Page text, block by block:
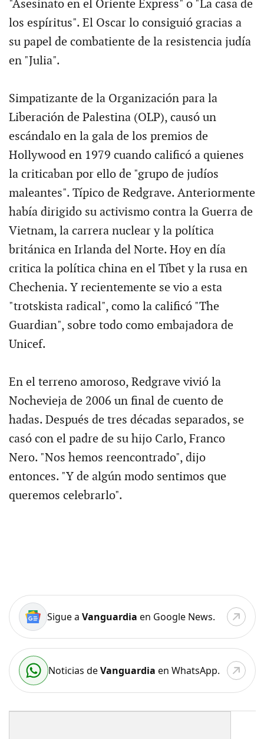
"Asesinato en el Oriente Express" o "La casa de
los espíritus". El Oscar lo consiguió gracias a
su papel de combatiente de la resistencia judía
en "Julia".
Simpatizante de la Organización para la
Liberación de Palestina (OLP), causó un
escándalo en la gala de los premios de
Hollywood en 1979 cuando calificó a quienes
la criticaban por ello de "grupo de judíos
maleantes". Típico de Redgrave. Anteriormente
había dirigido su activismo contra la Guerra de
Vietnam, la carrera nuclear y la política
británica en Irlanda del Norte. Hoy en día
critica la política china en el Tíbet y la rusa en
Chechenia. Y recientemente se vio a esta
"trotskista radical", como la calificó "The
Guardian", sobre todo como embajadora de
Unicef.
En el terreno amoroso, Redgrave vivió la
Nochevieja de 2006 un final de cuento de
hadas. Después de tres décadas separados, se
casó con el padre de su hijo Carlo, Franco
Nero. "Nos hemos reencontrado", dijo
entonces. "Y de algún modo sentimos que
queremos celebrarlo".
Sigue a Vanguardia en Google News.
Noticias deVanguardia en WhatsApp.